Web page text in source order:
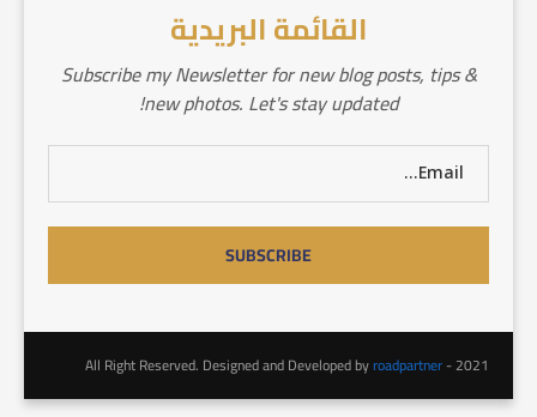
القائمة البريدية
Subscribe my Newsletter for new blog posts, tips &
new photos. Let's stay updated!
2021 - All Right Reserved. Designed and Developed by
roadpartner